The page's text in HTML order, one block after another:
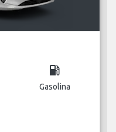
local_gas_station
Gasolina